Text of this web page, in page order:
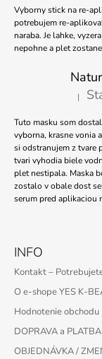
R
Ú
Č
A
-
SALMON
CARING
CENTELLA
AMPOULE
-
30ML
Vyborny stick na re-
potrebujem re-
naraba. Je lahke,
nepohne a plet
|
Tuto masku som
vyborna, krasne vonia
si odstranujem z tvare
tvari vyhodia biele
plet nestipala. Maska
zostalo v obale dost
serum pred aplikaciou
INFO
Kontakt –
O e-shope YES K-
Hodnotenie obchodu
DOPRAVA a PLATBA
OBJEDNÁVKA /